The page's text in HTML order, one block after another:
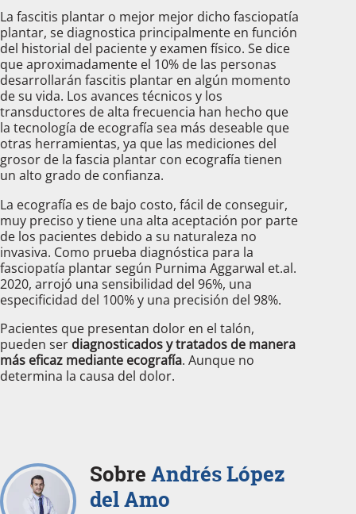
La fascitis plantar o mejor mejor dicho fasciopatía
plantar, se diagnostica principalmente en función
del historial del paciente y examen físico. Se dice
que aproximadamente el 10% de las personas
desarrollarán fascitis plantar en algún momento
de su vida. Los avances técnicos y los
transductores de alta frecuencia han hecho que
la tecnología de ecografía sea más deseable que
otras herramientas, ya que las mediciones del
grosor de la fascia plantar con ecografía tienen
un alto grado de confianza.
La ecografía es de bajo costo, fácil de conseguir,
muy preciso y tiene una alta aceptación por parte
de los pacientes debido a su naturaleza no
invasiva. Como prueba diagnóstica para la
fasciopatía plantar según Purnima Aggarwal et.al.
2020, arrojó una sensibilidad del 96%, una
especificidad del 100% y una precisión del 98%.
Pacientes que presentan dolor en el talón,
pueden ser diagnosticados y tratados de manera
más eficaz mediante ecografía. Aunque no
determina la causa del dolor.
Sobre Andrés López
del Amo